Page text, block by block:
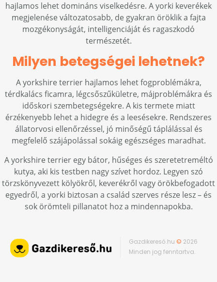
hajlamos lehet domináns viselkedésre. A yorki keverékek
megjelenése változatosabb, de gyakran öröklik a fajta
mozgékonyságát, intelligenciáját és ragaszkodó
természetét.
Milyen betegségei lehetnek?
A yorkshire terrier hajlamos lehet fogproblémákra,
térdkalács ficamra, légcsőszűkületre, májproblémákra és
időskori szembetegségekre. A kis termete miatt
érzékenyebb lehet a hidegre és a leesésekre. Rendszeres
állatorvosi ellenőrzéssel, jó minőségű táplálással és
megfelelő szájápolással sokáig egészséges maradhat.
A yorkshire terrier egy bátor, hűséges és szeretetreméltó
kutya, aki kis testben nagy szívet hordoz. Legyen szó
törzskönyvezett kölyökről, keverékről vagy örökbefogadott
egyedről, a yorki biztosan a család szerves része lesz – és
sok örömteli pillanatot hoz a mindennapokba.
Gazdikereső.hu © 2026
Minden jog fenntartva.